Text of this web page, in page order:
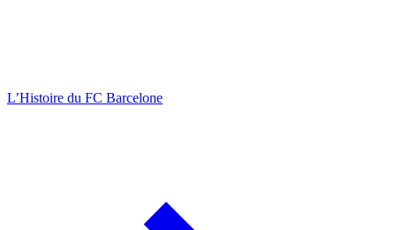
L’Histoire du FC Barcelone